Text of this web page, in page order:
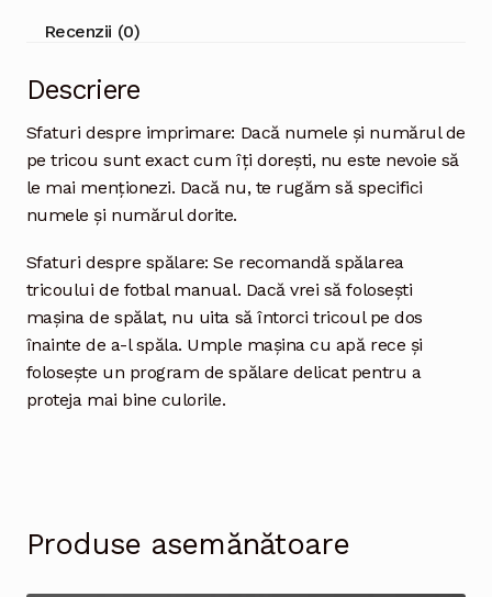
Recenzii (0)
Descriere
Sfaturi despre imprimare: Dacă numele și numărul de
pe tricou sunt exact cum îți dorești, nu este nevoie să
le mai menționezi. Dacă nu, te rugăm să specifici
numele și numărul dorite.
Sfaturi despre spălare: Se recomandă spălarea
tricoului de fotbal manual. Dacă vrei să folosești
mașina de spălat, nu uita să întorci tricoul pe dos
înainte de a-l spăla. Umple mașina cu apă rece și
folosește un program de spălare delicat pentru a
proteja mai bine culorile.
Produse asemănătoare